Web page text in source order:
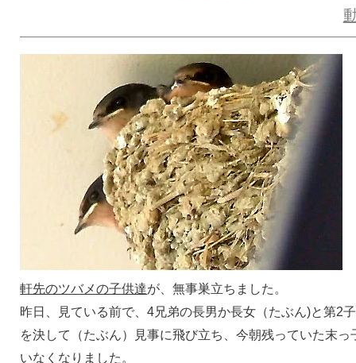
軒先のツバメの子供達が、無事巣立ちました。
昨日、見ている前で、4兄弟の長男か長女（たぶん)と第2
を決して（たぶん）見事に飛び立ち、今朝残っていた末
いなくなりました。